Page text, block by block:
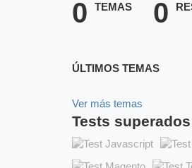
0
TEMAS
0
ÚLTIMOS TEMAS
Ver más temas
Tests superados